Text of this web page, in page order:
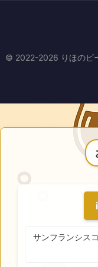
© 2022-2026 りほのビ
サンフランシス